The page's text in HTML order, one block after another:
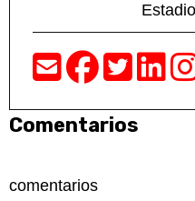
Estadio
Comentarios
comentarios